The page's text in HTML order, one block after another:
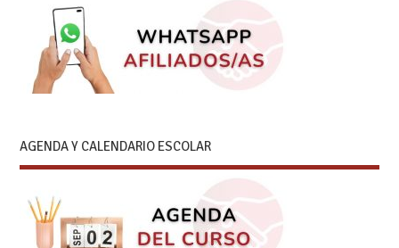
AGENDA Y CALENDARIO ESCOLAR